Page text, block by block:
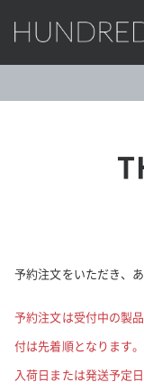
予約注文をいただき、
予約注文は受付中の製
付は先着順となります
入荷日または発送予定